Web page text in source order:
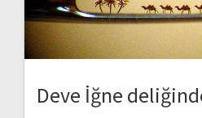
Deve İğne